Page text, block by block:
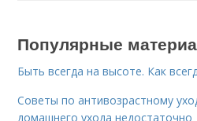
Популярные
Быть всегда на высоте. Как
Советы по антивозрастному
домашнего ухода недостаточно